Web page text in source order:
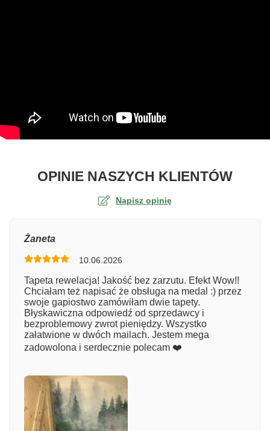
OPINIE NASZYCH KLIENTÓWO
Napisz opinię
Numer zamówienia
Imię
Żaneta
10.06.2026
Tapeta rewelacja! Jakość bez zarzutu. Efekt Wow!!
Chciałam też napisać że obsługa na medal :) przez
swoje gapiostwo zamówiłam dwie tapety.
Błyskawiczna odpowiedź od sprzedawcy i
bezproblemowy zwrot pieniędzy. Wszystko
załatwione w dwóch mailach. Jestem mega
zadowolona i serdecznie polecam ❤️